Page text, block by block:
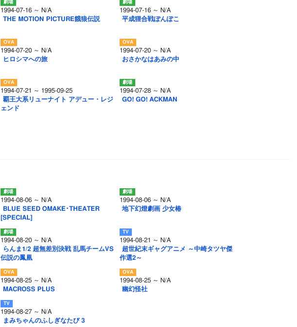
1994-07-16 ～ N/A
THE MOTION PICTURE餓狼伝説
1994-07-16 ～ N/A
平成狸合戦ぽんぽこ
1994-07-20 ～ N/A
ヒロシマへの旅
1994-07-20 ～ N/A
おさかなはあみの中
1994-07-21 ～ 1995-09-25
覇王大系リューナイト アデュー・レジ
ェンド
1994-07-28 ～ N/A
GO! GO! ACKMAN
1994-08-06 ～ N/A
BLUE SEED OMAKE･THEATER
[SPECIAL]
1994-08-06 ～ N/A
地下幻燈劇画 少女椿
1994-08-20 ～ N/A
らんま1/2 超無差別決戦 乱馬チームVS
伝説の鳳凰
1994-08-21 ～ N/A
超世紀末ギャグアニメ ～中崎タツヤ傑
作選2～
1994-08-25 ～ N/A
MACROSS PLUS
1994-08-25 ～ N/A
幽幻怪社
1994-08-27 ～ N/A
まみちゃんのふしぎなたび 3